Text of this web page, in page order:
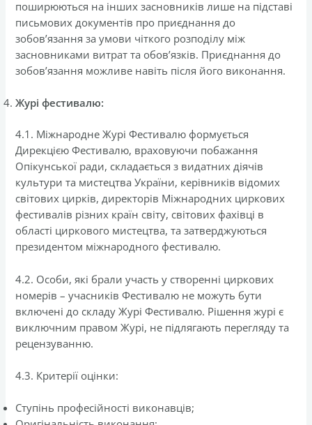
поширюються на інших засновників лише на підставі
письмових документів про приєднання до
зобов’язання за умови чіткого розподілу між
засновниками витрат та обов’язків. Приєднання до
зобов’язання можливе навіть після його виконання.
Журі фестивалю:
4.1. Міжнародне Журі Фестивалю формується
Дирекцією Фестивалю, враховуючи побажання
Опікунської ради, складається з видатних діячів
культури та мистецтва України, керівників відомих
світових цирків, директорів Міжнародних циркових
фестивалів різних країн світу, світових фахівці в
області циркового мистецтва, та затверджуються
президентом міжнародного фестивалю.
4.2. Особи, які брали участь у створенні циркових
номерів – учасників Фестивалю не можуть бути
включені до складу Журі Фестивалю. Рішення журі є
виключним правом Журі, не підлягають перегляду та
рецензуванню.
4.3. Критерії оцінки:
Ступінь професійності виконавців;